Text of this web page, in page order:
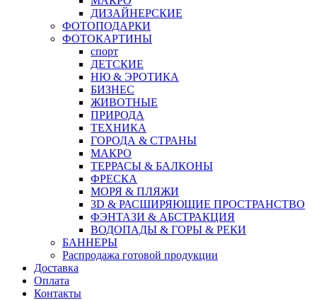
ДИЗАЙНЕРСКИЕ
ФОТОПОДАРКИ
ФОТОКАРТИНЫ
спорт
ДЕТСКИЕ
НЮ & ЭРОТИКА
БИЗНЕС
ЖИВОТНЫЕ
ПРИРОДА
ТЕХНИКА
ГОРОДА & СТРАНЫ
МАКРО
ТЕРРАСЫ & БАЛКОНЫ
ФРЕСКА
МОРЯ & ПЛЯЖИ
3D & РАСШИРЯЮЩИЕ ПРОСТРАНСТВО
ФЭНТАЗИ & АБСТРАКЦИЯ
ВОДОПАДЫ & ГОРЫ & РЕКИ
БАННЕРЫ
Распродажа готовой продукции
Доставка
Оплата
Контакты